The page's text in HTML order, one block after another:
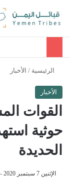
الرئيسية / الأخبار
الأخبار
القوات
حوثية
الحديدة
الإثنين 7 سبتمبر 2020 - 8:22 مساءً